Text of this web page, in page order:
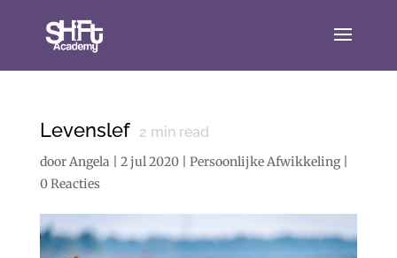
Levenslef 2 min read
doorAngela 2 jul 2020| Persoonlijke Afwikkeling|
0 Reacties